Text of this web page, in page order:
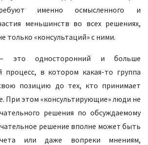
именно осмысленного и
меньшинств во всех решениях,
только «консультаций» с ними.
это односторонний и больше
в котором какая-то группа
позицию до тех, кто принимает
При этом «консультирующие» люди не
решения по обсуждаемому
решение вполне может быть
или даже вопреки мнениям,